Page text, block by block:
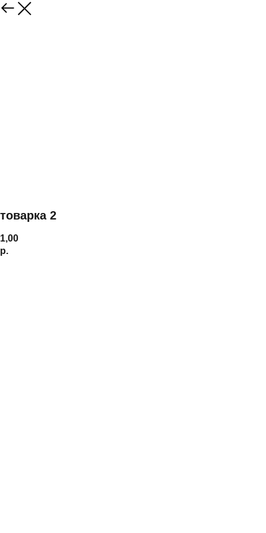
товарка 2
1,00
р.